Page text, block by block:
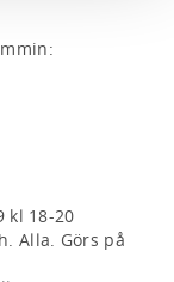
kl 18-20
Alla. Görs på